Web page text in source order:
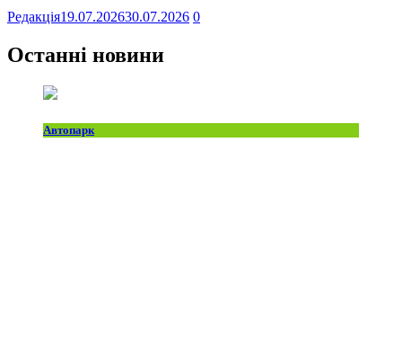
Редакція19.07.202630.07.2026 0
Останні новини
Автопарк